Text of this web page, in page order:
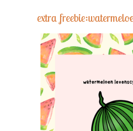
extra